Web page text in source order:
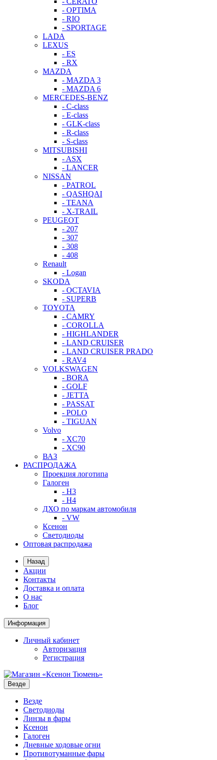
- OPTIMA
- RIO
- SPORTAGE
LADA
LEXUS
- ES
- RX
MAZDA
- MAZDA 3
- MAZDA 6
MERCEDES-BENZ
- C-class
- E-class
- GLK-class
- R-class
- S-class
MITSUBISHI
- ASX
- LANCER
NISSAN
- PATROL
- QASHQAI
- TEANA
- X-TRAIL
PEUGEOT
- 207
- 307
- 308
- 408
Renault
- Logan
SKODA
- OCTAVIA
- SUPERB
TOYOTA
- CAMRY
- COROLLA
- HIGHLANDER
- LAND CRUISER
- LAND CRUISER PRADO
- RAV4
VOLKSWAGEN
- BORA
- GOLF
- JETTA
- PASSAT
- POLO
- TIGUAN
Volvo
- XC70
- XC90
ВАЗ
РАСПРОДАЖА
Проекция логотипа
Галоген
- H3
- H4
ДХО по маркам автомобиля
- VW
Ксенон
Светодиоды
Оптовая распродажа
Назад
Акции
Контакты
Доставка и оплата
О нас
Блог
Информация
Личный кабинет
Авторизация
Регистрация
Везде
Везде
Светодиоды
Линзы в фары
Ксенон
Галоген
Дневные ходовые огни
Противотуманные фары